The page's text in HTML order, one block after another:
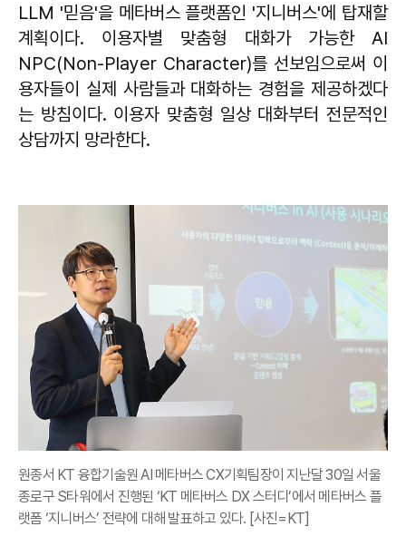
LLM '믿음'을 메타버스 플랫폼인 '지니버스'에 탑재할
계획이다. 이용자별 맞춤형 대화가 가능한 AI
NPC(Non-Player Character)를 선보임으로써 이
용자들이 실제 사람들과 대화하는 경험을 제공하겠다
는 방침이다. 이용자 맞춤형 일상 대화부터 전문적인
상담까지 망라한다.
원종서 KT 융합기술원 AI 메타버스 CX기획팀장이 지난달 30일 서울
종로구 S타워에서 진행된 ‘KT 메타버스 DX 스터디’에서 메타버스 플
랫폼 ‘지니버스’ 전략에 대해 발표하고 있다. [사진=KT]